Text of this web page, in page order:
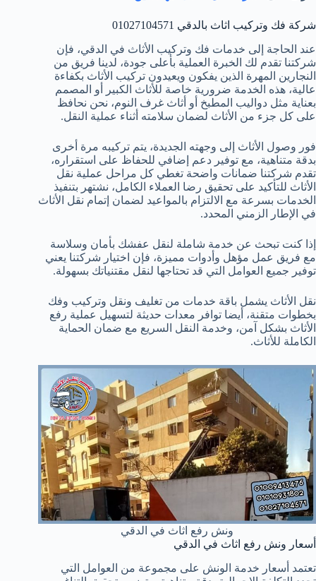
شركة فك وتركيب اثاث بالدقي 01027104571
عند الحاجة إلى خدمات فك وتركيب الأثاث في الدقي، فإن
شركتنا تقدم لك الخبرة العملية بأعلى جودة، لدينا فريق من
النجارين المهرة الذين يفكون ويعيدون تركيب الأثاث بكفاءة
عالية، هذه الخدمة ضرورية خاصة للأثاث الكبير أو المصمم
بعناية مثل دواليب المطبخ أو أثاث غرف النوم، نحن نحافظ
على كل جزء من الأثاث لضمان سلامته أثناء عملية النقل.
فور وصول الأثاث إلى وجهته الجديدة، يتم تركيبه مرة أخرى
بدقة متناهية، مع توفير دعم إضافي للحفاظ على استقراره،
تقدم شركتنا ضمانات واضحة تغطي كل مراحل عملية نقل
الأثاث للتأكيد على تحقيق رضا العملاء الكامل، نشتهر بتنفيذ
الخدمات بسرعة مع الالتزام بالمواعيد لضمان إتمام نقل الأثاث
في الإطار الزمني المحدد.
إذا كنت تبحث عن خدمة شاملة لنقل عفشك بأمان وسلاسة
مع فريق عمل مؤهل وأدوات مميزة، فإن اختيار شركتنا يعني
توفير جميع العوامل التي قد تحتاجها لنقل مقتنياتك بسهولة.
نقل الأثاث يشمل باقة خدمات من تغليف ونقل وتركيب وفك
بخطوات متقنة، أيضا توافر معدات حديثة لتسهيل عملية رفع
الأثاث بشكل آمن، وخدمة النقل السريع مع ضمان الحماية
الكاملة للأثاث.
ونش رفع اثاث في الدقي
أسعار ونش رفع اثاث في الدقي
تعتمد أسعار خدمة الونش على مجموعة من العوامل التي